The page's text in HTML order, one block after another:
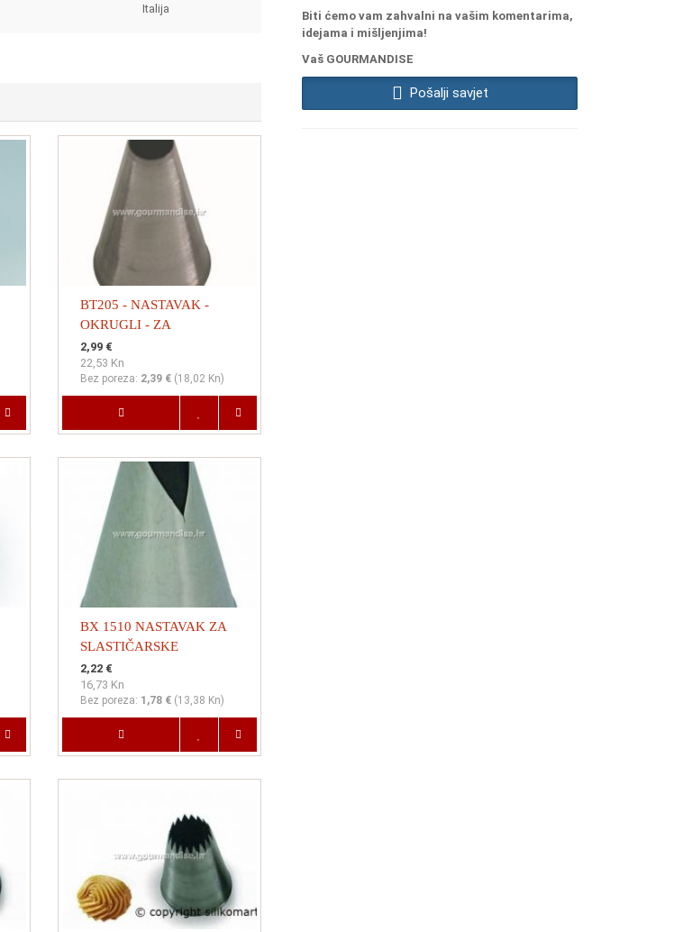
Italija
BT205 - NASTAVAK -
OKRUGLI - ZA
SLASTIČARSKE
VREĆICE, dimenzija 5mm
2,99 €
22,53 Kn
Bez poreza: 2,39 € (18,02 Kn)
BX 1510 NASTAVAK ZA
SLASTIČARSKE
VREĆICE, dimenzija
10x22m, visina 52mm
2,22 €
16,73 Kn
Bez poreza: 1,78 € (13,38 Kn)
Biti ćemo vam zahvalni na vašim komentarima,
idejama i mišljenjima!
Vaš GOURMANDISE
Pošalji savjet